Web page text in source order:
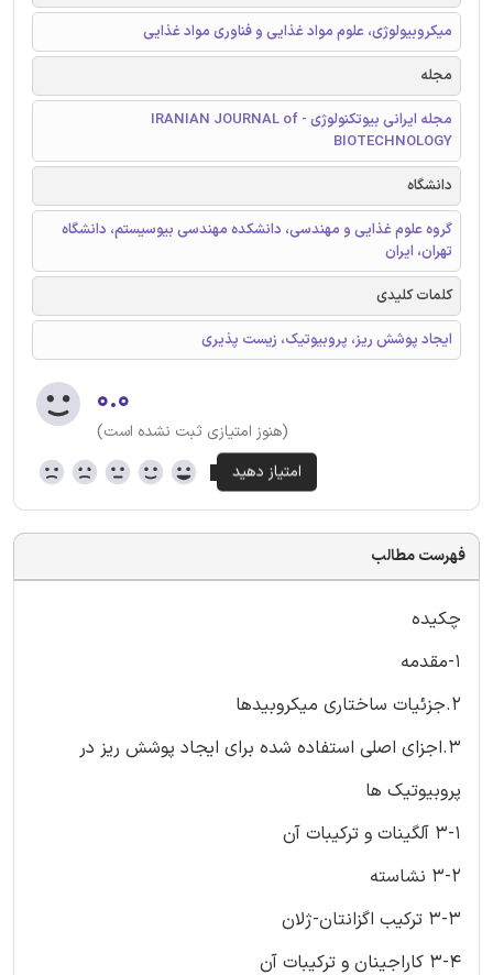
میکروبیولوژی، علوم مواد غذایی و فناوری مواد غذایی
مجله
مجله ایرانی بیوتکنولوژی - IRANIAN JOURNAL of
BIOTECHNOLOGY
دانشگاه
گروه علوم غذایی و مهندسی، دانشکده مهندسی بیوسیستم، دانشگاه
تهران، ایران
کلمات کلیدی
ایجاد پوشش ریز، پروبیوتیک، زیست پذیری
۰.۰
(هنوز امتیازی ثبت نشده است)
فهرست مطالب
چکیده
1-مقدمه
2.جزئیات ساختاری میکروبیدها
3.اجزای اصلی استفاده شده برای ایجاد پوشش ریز در
پروبیوتیک ها
3-1 آلگینات و ترکیبات آن
3-2 نشاسته
3-3 ترکیب اگزانتان-ژلان
3-4 کاراجینان و ترکیبات آن